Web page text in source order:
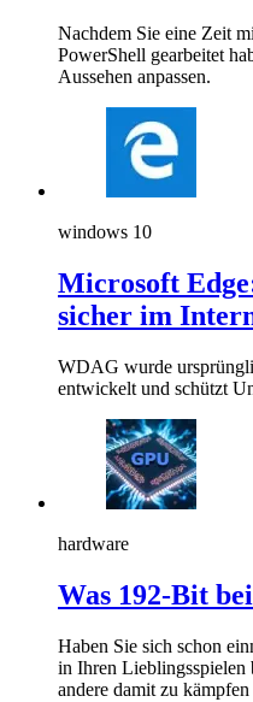
Nachdem Sie eine Zeit
PowerShell gearbeitet
Aussehen anpassen.
windows 10
Microsoft
sicher im
WDAG wurde
entwickelt und schützt
hardware
Was 192-Bit
Haben Sie sich schon
in Ihren Lieblingsspielen
andere damit zu kämpfen